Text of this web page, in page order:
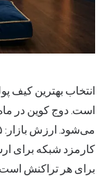
انتخاب بهترین کیف
کارمزد شبکه برای
برای هر تراکنش